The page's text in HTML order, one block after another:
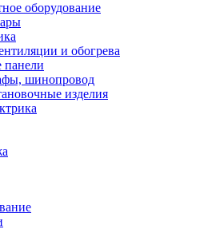
оборудование
и обогрева
панели
шинопровод
изделия